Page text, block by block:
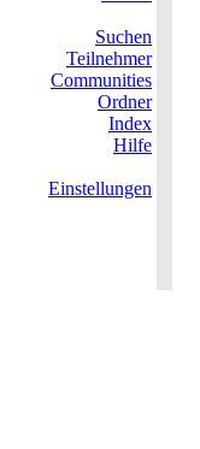
Suchen
Teilnehmer
Communities
Ordner
Index
Hilfe
Einstellungen